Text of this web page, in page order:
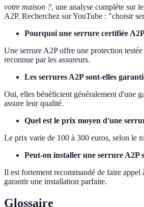
votre maison ?, une analyse complète sur
A2P. Recherchez sur YouTube : "choisir
Pourquoi une serrure certifiée
Une serrure A2P offre une protection
reconnue par les assureurs.
Les serrures A2P sont-elles
Oui, elles bénéficient généralement d'une
assure leur qualité.
Quel est le prix moyen d'une
Le prix varie de 100 à 300 euros, selon le
Peut-on installer une serrure A2P
Il est fortement recommandé de faire appel
garantir une installation parfaite.
Glossaire